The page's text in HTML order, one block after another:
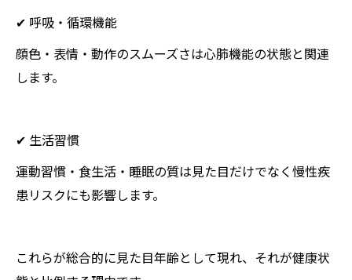
✔ 呼吸・循環機能
顔色・表情・動作のスムーズさは心肺機能の状態と関連
します。
✔ 生活習慣
運動習慣・食生活・睡眠の質は見た目だけでなく慢性疾
患リスクにも影響します。
これらが総合的に見た目年齢として現れ、それが健康状